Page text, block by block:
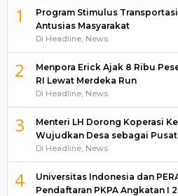
1
Program Stimulus
Antusias Masyarakat
Di Headline, News
2
Menpora Erick Ajak 8 Ribu
RI Lewat Merdeka Run
Di Headline, News
3
Menteri LH Dorong Koperasi
Wujudkan Desa sebagai
Di Headline, News
4
Universitas Indonesia dan
Pendaftaran PKPA Angkatan I